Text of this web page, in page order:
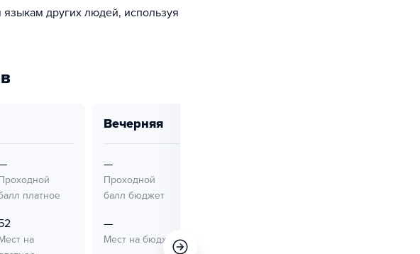
языкам других людей, используя
платное
на
вечерняя
—
Проходной
балл бюджет
—
Мест на бюджет